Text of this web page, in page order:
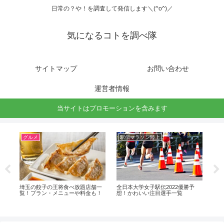
日常の？や！を調査して発信します＼(^o^)／
気になるコトを調べ隊
サイトマップ お問い合わせ
運営者情報
当サイトはプロモーションを含みます
グルメ
埼玉の餃子の王将食べ放題店舗一
覧！プラン・メニューや料金も！
駅伝マラソン陸上
全日本大学女子駅伝2022優勝予
想！かわいい注目選手一覧